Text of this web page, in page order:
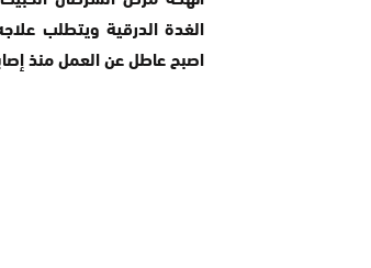
الغدة الدرقية ويتطلب
اصبح عاطل عن العمل منذ